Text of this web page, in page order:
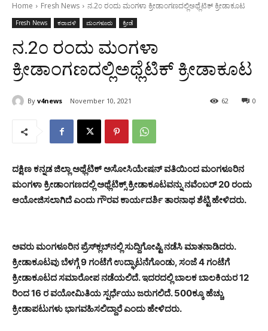
Home Fresh News ನ.2೦ ರಂದು ಮಂಗಳಾ ಕ್ರೀಡಾಂಗಣದಲ್ಲಿಅಥ್ಲೆಟಿಕ್ ಕ್ರೀಡಾಕೂಟ
Fresh News ಕರಾವಳಿ ಮಂಗಳೂರು ಕ್ರೀಡೆ
ನ.2೦ ರಂದು ಮಂಗಳಾ
ಕ್ರೀಡಾಂಗಣದಲ್ಲಿಅಥ್ಲೆಟಿಕ್ ಕ್ರೀಡಾಕೂಟ
By v4news November 10, 2021 0
62
ದಕ್ಷಿಣ ಕನ್ನಡ ಜಿಲ್ಲಾ ಅಥ್ಲೆಟಿಕ್ ಅಸೋಸಿಯೇಷನ್ ವತಿಯಿಂದ ಮಂಗಳೂರಿನ
ಮಂಗಳಾ ಕ್ರೀಡಾಂಗಣದಲ್ಲಿ ಅಥ್ಲೆಟಿಕ್ಸ್ ಕ್ರೀಡಾಕೂಟವನ್ನು ನವೆಂಬರ್ 20 ರಂದು
ಆಯೋಜಿಸಲಾಗಿದೆ ಎಂದು ಗೌರವ ಕಾರ್ಯದರ್ಶಿ ತಾರನಾಥ ಶೆಟ್ಟಿ ಹೇಳಿದರು.
ಅವರು ಮಂಗಳೂರಿನ ಪ್ರೆಸ್‌ಕ್ಲಬ್‌ನಲ್ಲಿ ಸುದ್ದಿಗೋಷ್ಟಿ ನಡೆಸಿ ಮಾತನಾಡಿದರು.
ಕ್ರೀಡಾಕೂಟವು ಬೆಳಗ್ಗೆ 9 ಗಂಟೆಗೆ ಉದ್ಘಾಟನೆಗೊಂಡು, ಸಂಜೆ 4 ಗಂಟೆಗೆ
ಕ್ರೀಡಾಕೂಟದ ಸಮಾರೋಪ ನಡೆಯಲಿದೆ. ಇದರದಲ್ಲಿ ಬಾಲಕ ಬಾಲಕಿಯರ 12
ರಿಂದ 16 ರ ವಯೋಮಿತಿಯ ಸ್ಪರ್ಧೆಯು ಜರುಗಲಿದೆ. 500ಕ್ಕೂ ಹೆಚ್ಚು
ಕ್ರೀಡಾಪಟುಗಳು ಭಾಗವಹಿಸಲಿದ್ದಾರೆ ಎಂದು ಹೇಳಿದರು.